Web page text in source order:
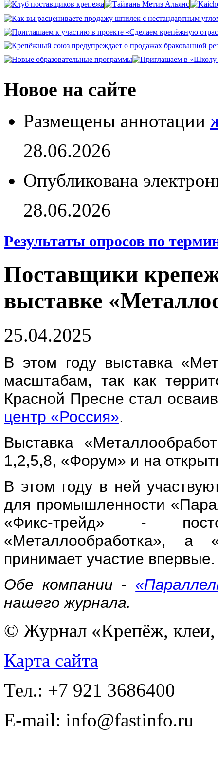
Новое на сайте
Размещены аннотации
28.06.2026
Опубликована
28.06.2026
Результаты опросов по
Поставщики
выставке
25.04.2025
В этом году выставка
масштабам, так как
Красной Пресне стал
центр «Россия».
Выставка
1,2,5,8, «Форум» и на
В этом году в ней
для промышленности
«Фикс-трейд» -
«Металлообработка», а
принимает участие впервые.
Обе компании -
нашего журнала.
© Журнал «Крепёж, клеи,
Карта сайта
Тел.: +7 921 3686400
E-mail: info@fastinfo.ru